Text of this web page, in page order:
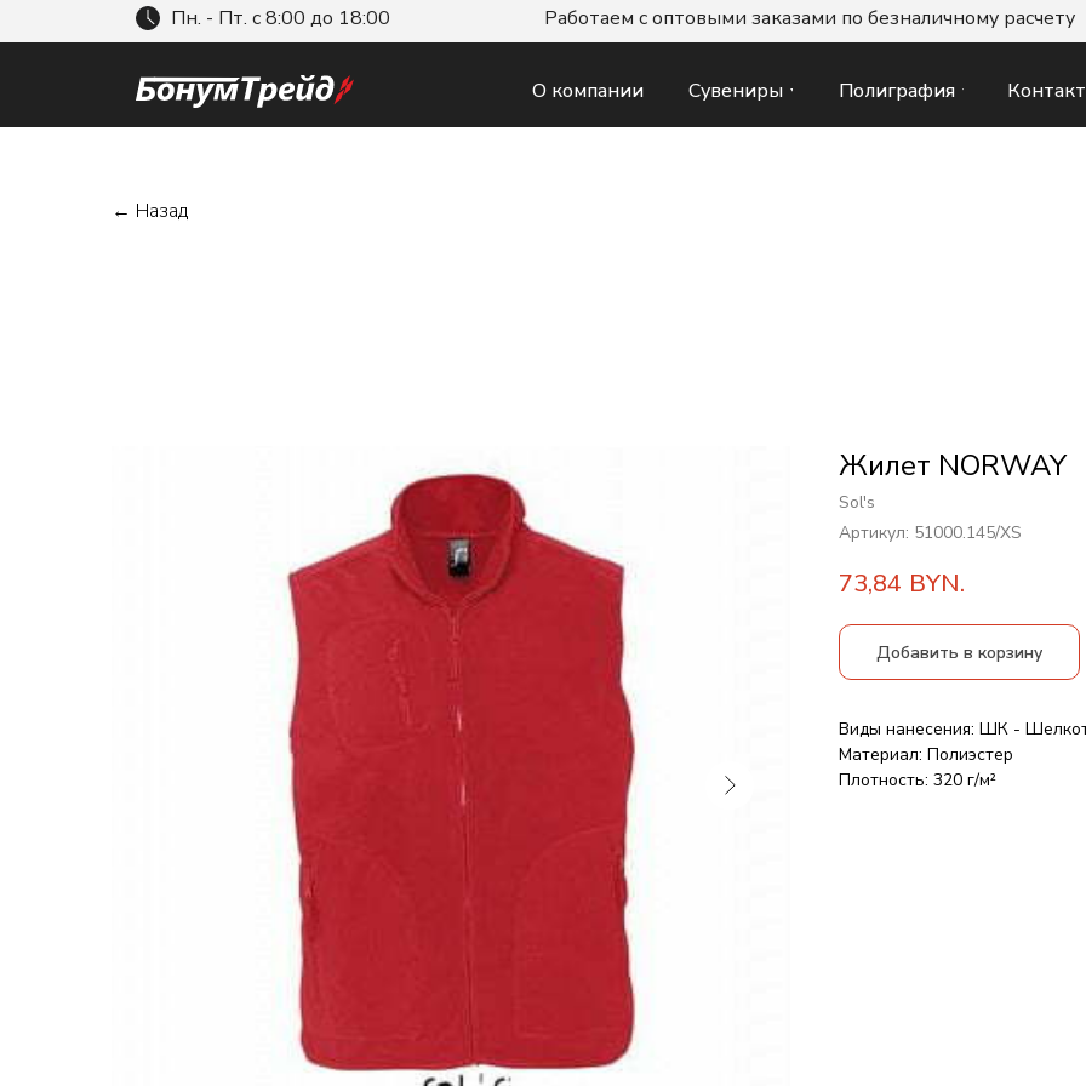
О компании Сувениры Полиграфия
Пн. - Пт. с 8:00 до 18:00 Работаем с оптовыми заказами по безналичному расчету
← Назад
Жилет NORWAY
Sol's
Артикул: 51000.145/XS
73,84 BYN.
Добавить в корзину
Виды нанесения: ШК -
Материал: Полиэстер
Плотность: 320 г/м²